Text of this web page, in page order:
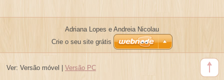
Adriana Lopes e Andreia Nicolau
Crie o seu site grátis
Ver: Versão móvel Versão PC